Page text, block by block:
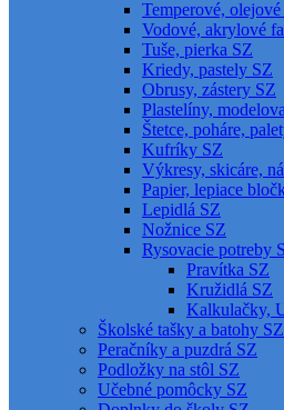
Temperové,
Vodové, akrylové
Tuše, pierka SZ
Kriedy, pastely SZ
Obrusy, zástery SZ
Plastelíny,
Štetce, poháre,
Kufríky SZ
Výkresy, skicáre,
Papier, lepiace
Lepidlá SZ
Nožnice SZ
Rysovacie potreby
Pravítka SZ
Kružidlá SZ
Kalkulačky,
Školské tašky a batohy SZ
Peračníky a puzdrá SZ
Podložky na stôl SZ
Učebné pomôcky SZ